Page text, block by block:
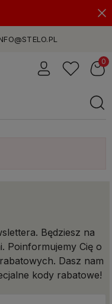
Będziesz na
Poinformujemy Cię o
Dasz nam
kody rabatowe!